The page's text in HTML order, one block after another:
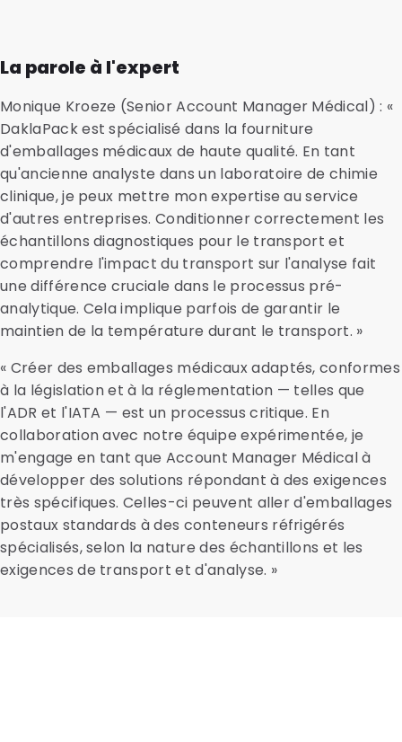
La parole à l'expert
Monique Kroeze (Senior Account Manager Médical) : «
DaklaPack est spécialisé dans la fourniture
d'emballages médicaux de haute qualité. En tant
qu'ancienne analyste dans un laboratoire de chimie
clinique, je peux mettre mon expertise au service
d'autres entreprises. Conditionner correctement les
échantillons diagnostiques pour le transport et
comprendre l'impact du transport sur l'analyse fait
une différence cruciale dans le processus pré-
analytique. Cela implique parfois de garantir le
maintien de la température durant le transport. »
« Créer des emballages médicaux adaptés, conformes
à la législation et à la réglementation — telles que
l'ADR et l'IATA — est un processus critique. En
collaboration avec notre équipe expérimentée, je
m'engage en tant que Account Manager Médical à
développer des solutions répondant à des exigences
très spécifiques. Celles-ci peuvent aller d'emballages
postaux standards à des conteneurs réfrigérés
spécialisés, selon la nature des échantillons et les
exigences de transport et d'analyse. »